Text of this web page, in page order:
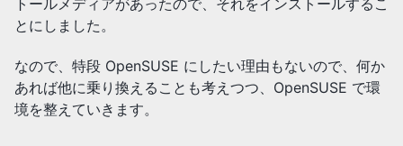
トールメディアがあったので、それをインストールするこ
とにしました。
なので、特段 OpenSUSE にしたい理由もないので、何か
あれば他に乗り換えることも考えつつ、OpenSUSE で環
境を整えていきます。